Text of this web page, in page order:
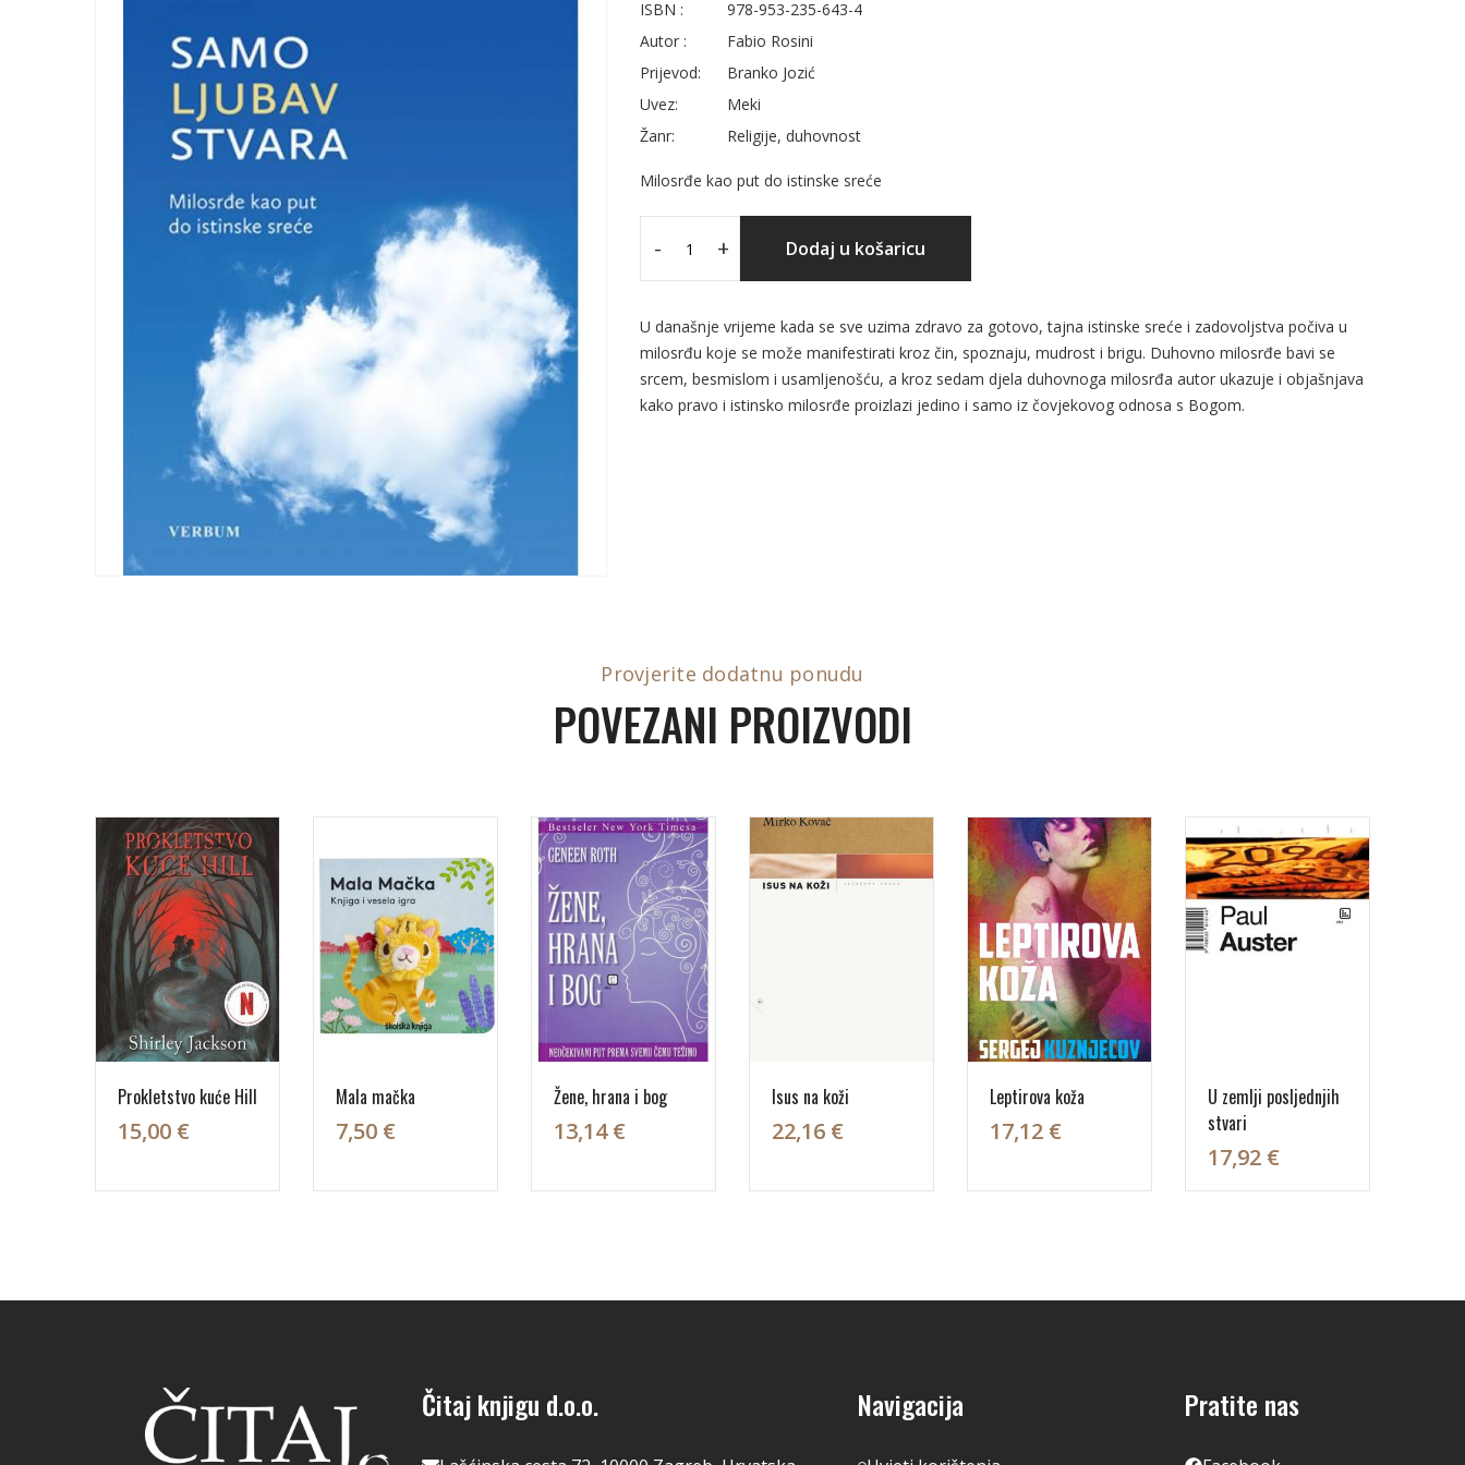
ISBN :
978-953-235-643-4
Autor :
Fabio Rosini
Prijevod:
Branko Jozić
Uvez:
Meki
Žanr:
Religije, duhovnost
Milosrđe kao put do istinske sreće
- + Dodaj u košaricu
U današnje vrijeme kada se sve uzima zdravo za gotovo, tajna istinske sreće i zadovoljstva počiva u
milosrđu koje se može manifestirati kroz čin, spoznaju, mudrost i brigu. Duhovno milosrđe bavi se
srcem, besmislom i usamljenošću, a kroz sedam djela duhovnoga milosrđa autor ukazuje i objašnjava
kako pravo i istinsko milosrđe proizlazi jedino i samo iz čovjekovog odnosa s Bogom.
Provjerite dodatnu ponudu
POVEZANI PROIZVODI
Prokletstvo kuće Hill
15,00 €
Mala mačka
7,50 €
Žene, hrana i bog
13,14 €
Isus na koži
22,16 €
Leptirova koža
17,12 €
U zemlji posljednjih
stvari
17,92 €
Čitaj knjigu d.o.o. Navigacija Pratite nas